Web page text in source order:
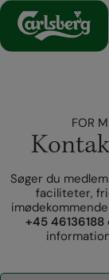
FOR
Søger du
faciliteter,
+45 46136188